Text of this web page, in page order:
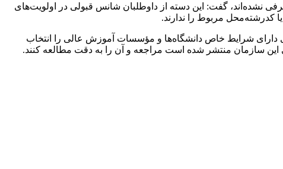
نشده‌اند، گفت: این دسته از داوطلبان شانس قبولی در اولویت‌های
کدرشته‌محل مربوط را ندارند.
شرایط خاص دانشگاه‌ها و مؤسسات آموزش عالی را انتخاب
سازمان منتشر شده است مراجعه و آن را به دقت مطالعه کنند.